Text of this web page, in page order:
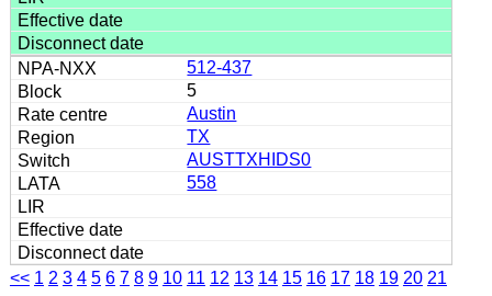
512-437
5
Austin
TX
AUSTTXHIDS0
558
<< 1 2 3 4 5 6 7 8 9 10 11 12 13 14 15 16 17 18 19 20 21